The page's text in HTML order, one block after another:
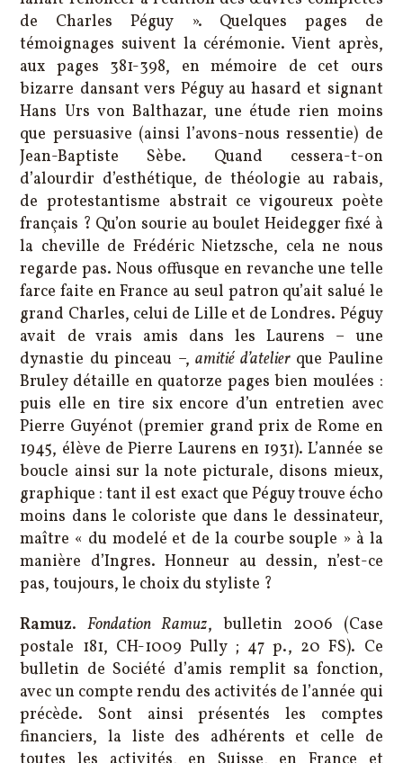
de Charles Péguy ». Quelques pages de
témoignages suivent la cérémonie. Vient après,
aux pages 381-398, en mémoire de cet ours
bizarre dansant vers Péguy au hasard et signant
Hans Urs von Balthazar, une étude rien moins
que persuasive (ainsi l’avons-nous ressentie) de
Jean-Baptiste Sèbe. Quand cessera-t-on
d’alourdir d’esthétique, de théologie au rabais,
de protestantisme abstrait ce vigoureux poète
français ? Qu’on sourie au boulet Heidegger fixé à
la cheville de Frédéric Nietzsche, cela ne nous
regarde pas. Nous offusque en revanche une telle
farce faite en France au seul patron qu’ait salué le
grand Charles, celui de Lille et de Londres. Péguy
avait de vrais amis dans les Laurens – une
dynastie du pinceau –,amitié d’atelierque Pauline
Bruley détaille en quatorze pages bien moulées :
puis elle en tire six encore d’un entretien avec
Pierre Guyénot (premier grand prix de Rome en
1945, élève de Pierre Laurens en 1931). L’année se
boucle ainsi sur la note picturale, disons mieux,
graphique : tant il est exact que Péguy trouve écho
moins dans le coloriste que dans le dessinateur,
maître « du modelé et de la courbe souple » à la
manière d’Ingres. Honneur au dessin, n’est-ce
pas, toujours, le choix du styliste ?
Ramuz.Fondation Ramuz, bulletin 2006 (Case
postale 181, CH-1009 Pully ; 47 p., 20 FS). Ce
bulletin de Société d’amis remplit sa fonction,
avec un compte rendu des activités de l’année qui
précède. Sont ainsi présentés les comptes
financiers, la liste des adhérents et celle de